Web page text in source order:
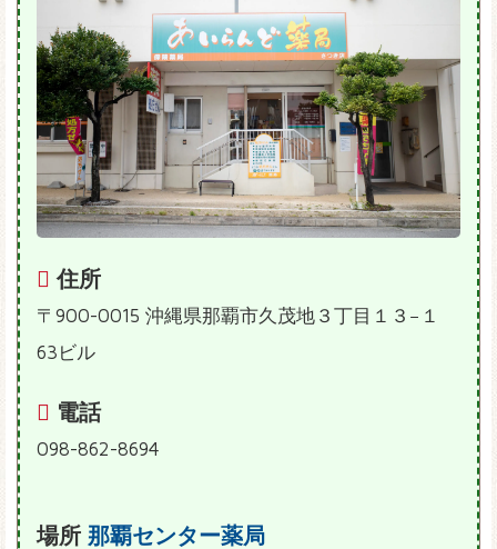
住所
〒900-0015 沖縄県那覇市久茂地３丁目１３−１
63ビル
電話
098-862-8694
場所 那覇センター薬局